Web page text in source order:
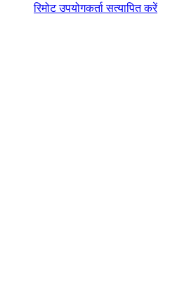
रिमोट उपयोगकर्ता सत्यापित करें